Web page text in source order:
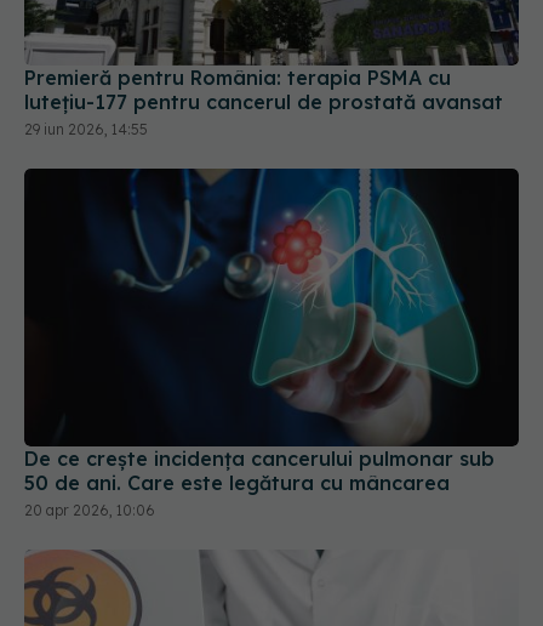
Premieră pentru România: terapia PSMA cu
lutețiu-177 pentru cancerul de prostată avansat
29 iun 2026, 14:55
De ce crește incidența cancerului pulmonar sub
50 de ani. Care este legătura cu mâncarea
20 apr 2026, 10:06